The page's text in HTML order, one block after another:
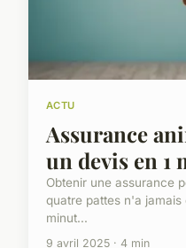
ACTU
Assurance
un devis en 1
Obtenir une assurance
quatre pattes n'a jamais
minut...
9 avril 2025 · 4 min